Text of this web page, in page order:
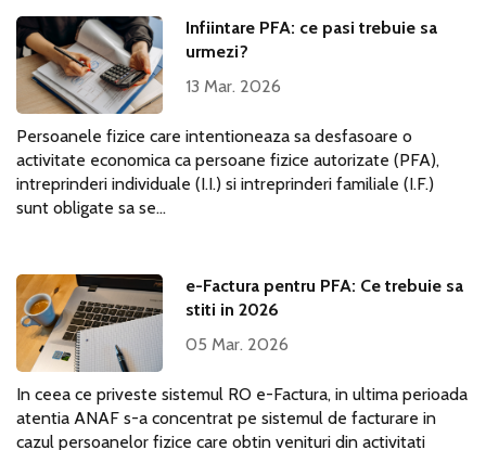
Infiintare PFA: ce pasi trebuie sa
urmezi?
13 Mar. 2026
Persoanele fizice care intentioneaza sa desfasoare o
activitate economica ca persoane fizice autorizate (PFA),
intreprinderi individuale (I.I.) si intreprinderi familiale (I.F.)
sunt obligate sa se...
e-Factura pentru PFA: Ce trebuie sa
stiti in 2026
05 Mar. 2026
In ceea ce priveste sistemul RO e-Factura, in ultima perioada
atentia ANAF s-a concentrat pe sistemul de facturare in
cazul persoanelor fizice care obtin venituri din activitati